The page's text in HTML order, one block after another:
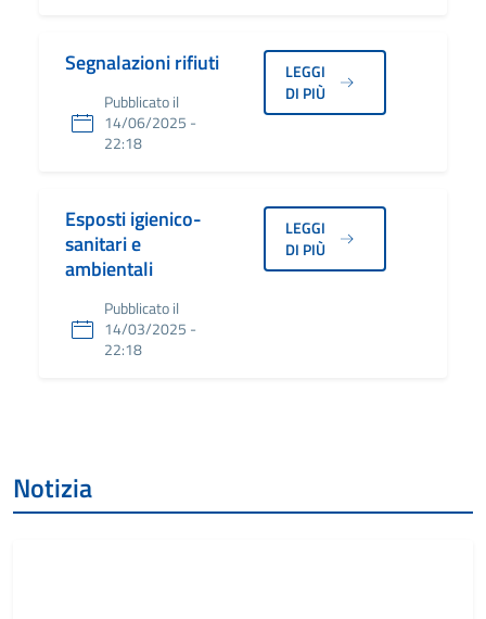
Segnalazioni rifiuti
Pubblicato il
14/06/2025 -
22:18
LEGGI
DI PIÙ
Esposti igienico-
sanitari e
ambientali
Pubblicato il
14/03/2025 -
22:18
LEGGI
DI PIÙ
Notizia